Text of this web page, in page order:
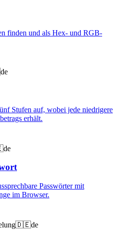
finden und als Hex- und RGB-
de
Stufen auf, wobei jede niedrigere
erhält.
de
Passwörter mit
im Browser.
🇩🇪de